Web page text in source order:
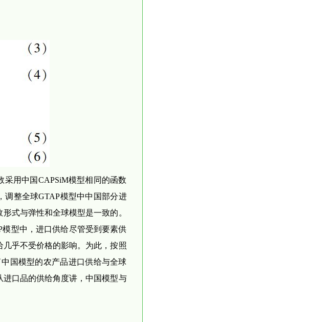
用中国CAPSiM模型相同的函数
调整全球GTAP模型中中国部分进
式与弹性和全球模型是一致的。
型中，进口供给尽管受到要素供
乎不受价格的影响。为此，按照
国模型的农产品进口供给与全球
口品的供给角度讲，中国模型与